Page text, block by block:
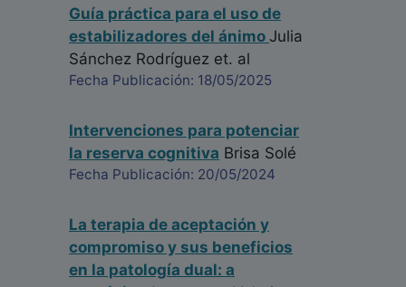
Guía práctica para el uso de
estabilizadores del ánimo Julia
Sánchez Rodríguez et. al
Fecha Publicación: 18/05/2025
Intervenciones para potenciar
la reserva cognitiva Brisa Solé
Fecha Publicación: 20/05/2024
La terapia de aceptación y
compromiso y sus beneficios
en la patología dual: a